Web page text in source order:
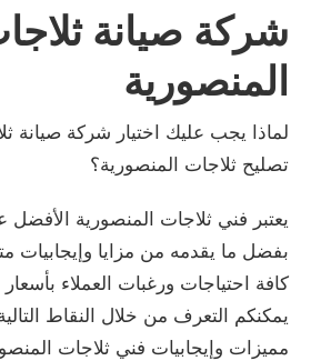
شركة صيانة
المنصورية
لماذا يجب عليك اختيار شركة صيانة
تصليح ثلاجات المنصورية؟
يعتبر فني ثلاجات المنصورية الأفضل
بفضل ما يقدمه من مزايا وإيجابيات
كافة احتياجات ورغبات العملاء
يمكنكم التعرف من خلال النقاط
مميزات وإيجابيات فني ثلاجات